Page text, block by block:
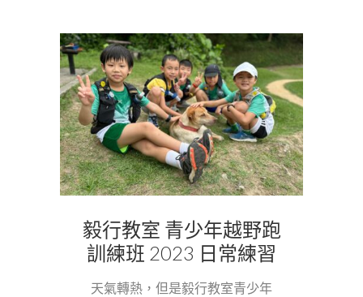
毅行教室 青少年越野跑
訓練班 2023 日常練習
天氣轉熱，但是毅行教室青少年